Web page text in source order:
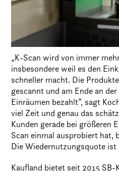
„K-Scan wird von immer
insbesondere weil es den
schneller macht. Die
gescannt und am Ende an
Einräumen bezahlt”, sagt
viel Zeit und genau das
Kunden gerade bei größeren
Scan einmal ausprobiert hat,
Die Wiedernutzungsquote ist
Kaufland bietet seit 2015 SB-